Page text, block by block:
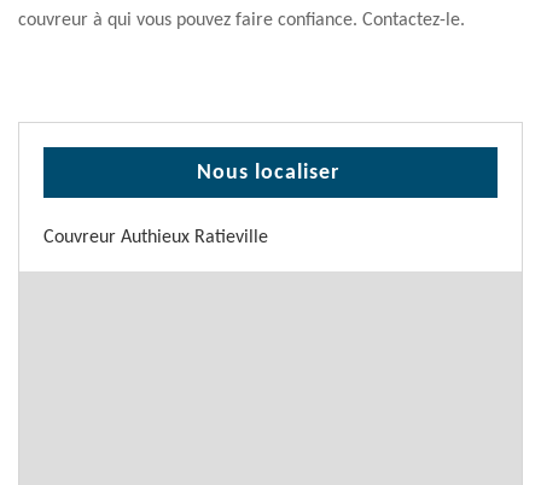
couvreur à qui vous pouvez faire confiance. Contactez-le.
Nous localiser
Couvreur Authieux Ratieville